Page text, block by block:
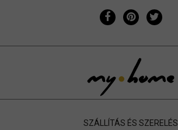
SZÁLLÍTÁS ÉS SZERELÉS